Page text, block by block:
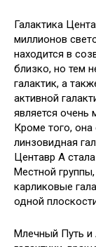
Галактика
миллионов
находится в
близко, но тем
галактик, а
активной
является
Кроме того,
линзовидная
Центавр A
Местной
карликовые
одной
Млечный Путь